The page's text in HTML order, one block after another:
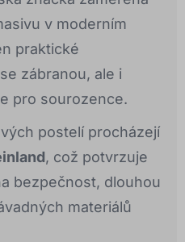
v moderním
praktické
zábranou, ale i
pro sourozence.
postelí procházejí
, což potvrzuje
bezpečnost, dlouhou
materiálů